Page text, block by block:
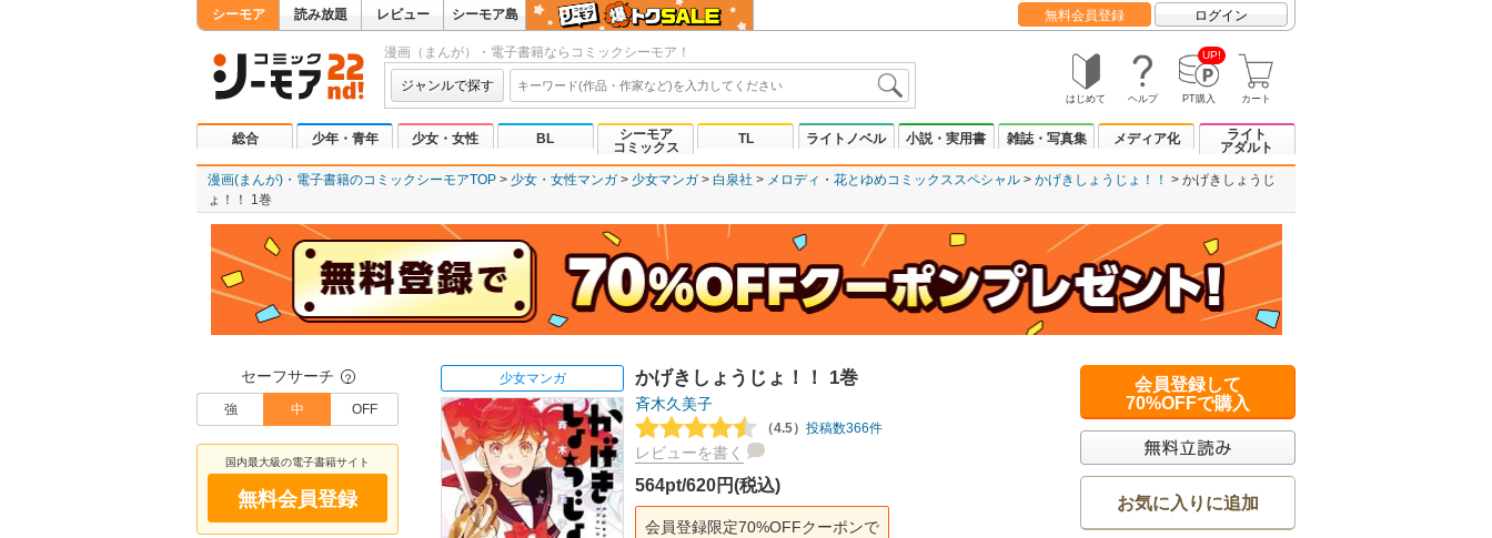
シーモア 読み放題 レビュー シーモア島 無料会員登録 ログイン
漫画（まんが）・電子書籍ならコミックシーモア！
ジャンルで探す
はじめて ヘルプ
UP!
PT購入 カート
総合 少年・青年 少女・女性 BL
シーモア
コミックス
TL ライトノベル 小説・実用書 雑誌・写真集 メディア化
ライト
アダルト
漫画(まんが)・電子書籍のコミックシーモアTOP 少女・女性マンガ 少女マンガ 白泉社 メロディ 花とゆめコミックススペシャル かげきしょうじょ！！
かげきしょうじ
ょ！！ 1巻
セーフサーチ ？
強 中 OFF
国内最大級の電子書籍サイト
無料会員登録
少女マンガ かげきしょうじょ！！ 1巻
斉木久美子
（4.5） 投稿数366件
レビューを書く
564pt/620円(税込)
会員登録限定70%OFFクーポンで
会員登録して
70%OFFで購入
お気に入りに追加